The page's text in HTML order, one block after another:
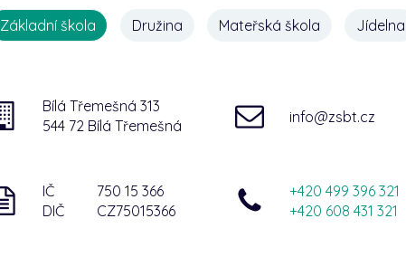
Základní škola Družina Mateřská škola Jídelna
Bílá Třemešná 313
544 72 Bílá Třemešná
info@zsbt.cz
IČ
750 15 366
DIČ
CZ75015366
+420 499 396 321
+420 608 431 321